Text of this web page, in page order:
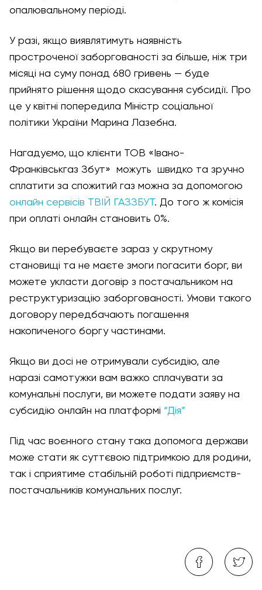
опалювальному періоді.
У разі, якщо виявлятимуть наявність
простроченої заборгованості за більше, ніж три
місяці на суму понад 680 гривень — буде
прийнято рішення щодо скасування субсидії. Про
це у квітні попередила Міністр соціальної
політики України Марина Лазебна.
Нагадуємо, що клієнти ТОВ «Івано-
Франківськгаз Збут» можуть швидко та зручно
сплатити за спожитий газ можна за допомогою
онлайн сервісів ТВІЙ ГАЗЗБУТ. До того ж комісія
при оплаті онлайн становить 0%.
Якщо ви перебуваєте зараз у скрутному
становищі та не маєте змоги погасити борг, ви
можете укласти договір з постачальником на
реструктуризацію заборгованості. Умови такого
договору передбачають погашення
накопиченого боргу частинами.
Якщо ви досі не отримували субсидію, але
наразі самотужки вам важко сплачувати за
комунальні послуги, ви можете подати заяву на
субсидію онлайн на платформі “Дія”
Під час воєнного стану така допомога держави
може стати як суттєвою підтримкою для родини,
так і сприятиме стабільній роботі підприємств-
постачальників комунальних послуг.